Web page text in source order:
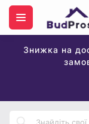
Знижка на